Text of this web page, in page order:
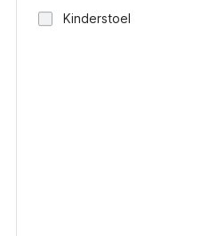
Kinderstoel